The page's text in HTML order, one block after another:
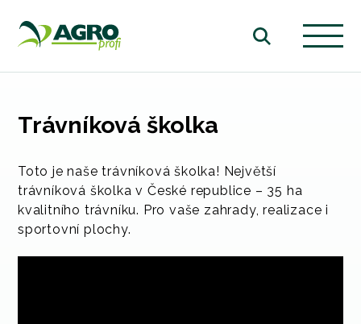
Trávníková školka
Toto je naše trávníková školka! Největší
trávníková školka v České republice – 35 ha
kvalitního trávníku. Pro vaše zahrady, realizace i
sportovní plochy.